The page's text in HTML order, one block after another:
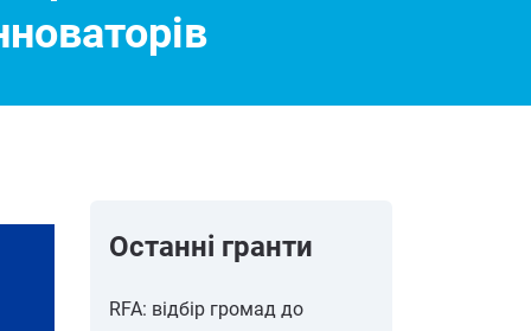
Останні гранти
RFA: відбір громад до